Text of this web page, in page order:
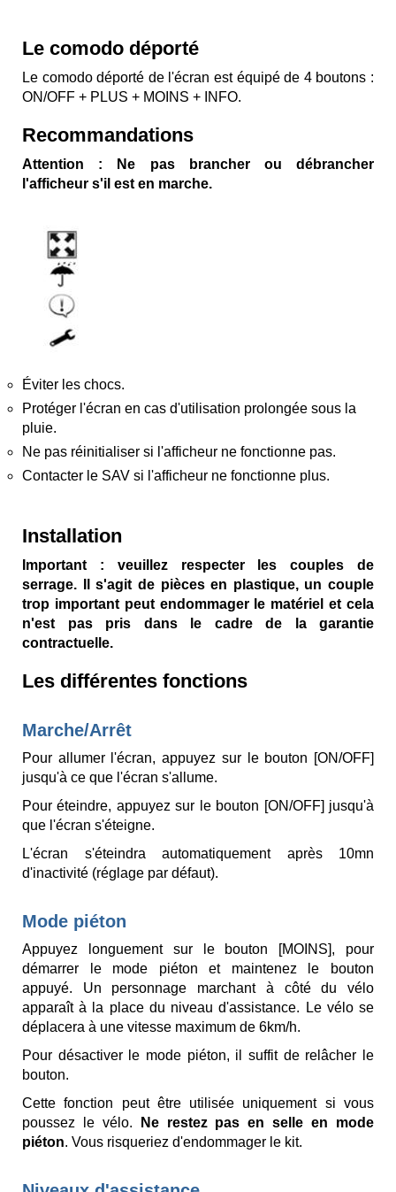
Le comodo déporté
Le comodo déporté de l'écran est équipé de 4 boutons :
ON/OFF + PLUS + MOINS + INFO.
Recommandations
Attention : Ne pas brancher ou débrancher
l'afficheur s'il est en marche.
Éviter les chocs.
Protéger l'écran en cas d'utilisation prolongée sous la
pluie.
Ne pas réinitialiser si l'afficheur ne fonctionne pas.
Contacter le SAV si l'afficheur ne fonctionne plus.
Installation
Important : veuillez respecter les couples de
serrage. Il s'agit de pièces en plastique, un couple
trop important peut endommager le matériel et cela
n'est pas pris dans le cadre de la garantie
contractuelle.
Les différentes fonctions
Marche/Arrêt
Pour allumer l'écran, appuyez sur le bouton [ON/OFF]
jusqu'à ce que l'écran s'allume.
Pour éteindre, appuyez sur le bouton [ON/OFF] jusqu'à
que l'écran s'éteigne.
L'écran s'éteindra automatiquement après 10mn
d'inactivité (réglage par défaut).
Mode piéton
Appuyez longuement sur le bouton [MOINS], pour
démarrer le mode piéton et maintenez le bouton
appuyé. Un personnage marchant à côté du vélo
apparaît à la place du niveau d'assistance. Le vélo se
déplacera à une vitesse maximum de 6km/h.
Pour désactiver le mode piéton, il suffit de relâcher le
bouton.
Cette fonction peut être utilisée uniquement si vous
poussez le vélo.
Ne restez pas en selle en mode
piéton. Vous risqueriez d'endommager le kit.